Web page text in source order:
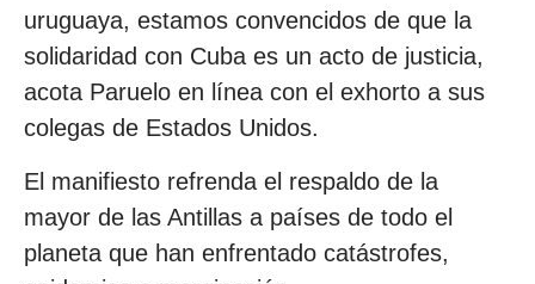
uruguaya, estamos convencidos de que la
solidaridad con Cuba es un acto de justicia,
acota Paruelo en línea con el exhorto a sus
colegas de Estados Unidos.
El manifiesto refrenda el respaldo de la
mayor de las Antillas a países de todo el
planeta que han enfrentado catástrofes,